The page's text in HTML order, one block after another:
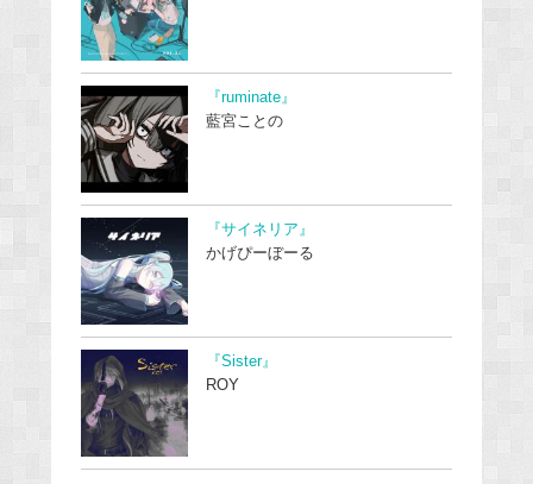
『ruminate』
藍宮ことの
『サイネリア』
かげぴーぼーる
『Sister』
ROY